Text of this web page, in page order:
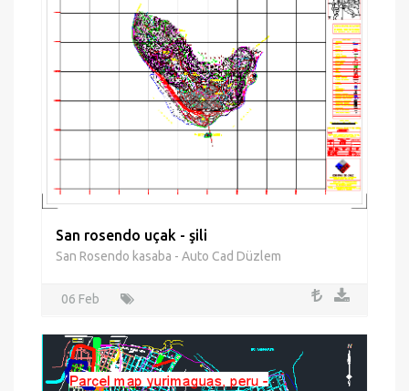
San rosendo uçak - şili
San Rosendo kasaba - Auto Cad Düzlem
06 Feb